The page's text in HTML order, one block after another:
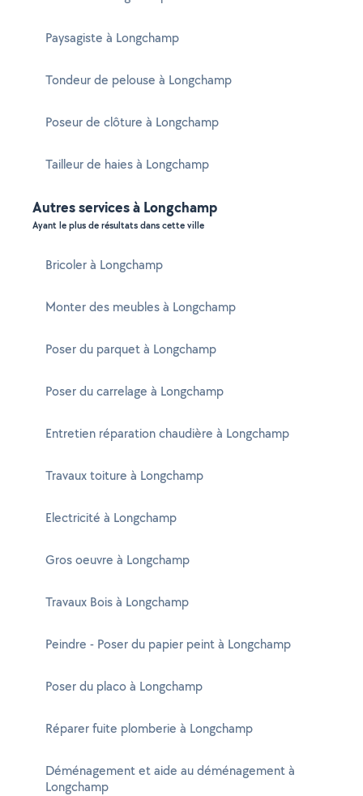
Paysagiste à Longchamp
Tondeur de pelouse à Longchamp
Poseur de clôture à Longchamp
Tailleur de haies à Longchamp
Autres services à Longchamp
Ayant le plus de résultats dans cette ville
Bricoler à Longchamp
Monter des meubles à Longchamp
Poser du parquet à Longchamp
Poser du carrelage à Longchamp
Entretien réparation chaudière à Longchamp
Travaux toiture à Longchamp
Electricité à Longchamp
Gros oeuvre à Longchamp
Travaux Bois à Longchamp
Peindre - Poser du papier peint à Longchamp
Poser du placo à Longchamp
Réparer fuite plomberie à Longchamp
Déménagement et aide au déménagement à
Longchamp